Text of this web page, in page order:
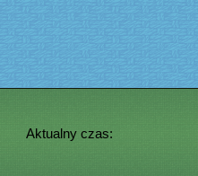
Aktualny czas: